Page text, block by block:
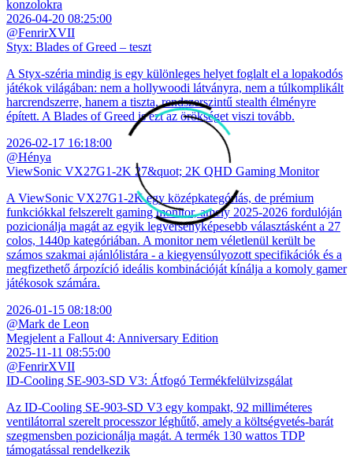
konzolokra
2026-04-20 08:25:00
@FenrirXVII
Styx: Blades of Greed – teszt
A Styx-széria mindig is egy különleges helyet foglalt el a lopakodós
játékok világában: nem a hollywoodi látványra, nem a túlkomplikált
harcrendszerre, hanem a tiszta, rendszerszintű stealth élményre
épített. A Blades of Greed is ezt az örökséget viszi tovább.
2026-02-17 16:18:00
@Hénya
ViewSonic VX27G1-2K 27&quot; 2K QHD Gaming Monitor
A ViewSonic VX27G1-2K egy középkategóriás, de prémium
funkciókkal felszerelt gaming monitor, amely 2025-2026 fordulóján
pozicionálja magát az egyik legversenyképesebb választásként a 27
colos, 1440p kategóriában. A monitor nem véletlenül került be
számos szakmai ajánlólistára - a kiegyensúlyozott specifikációk és a
megfizethető árpozíció ideális kombinációját kínálja a komoly gamer
játékosok számára.
2026-01-15 08:18:00
@Mark de Leon
Megjelent a Fallout 4: Anniversary Edition
2025-11-11 08:55:00
@FenrirXVII
ID-Cooling SE-903-SD V3: Átfogó Termékfelülvizsgálat
Az ID-Cooling SE-903-SD V3 egy kompakt, 92 milliméteres
ventilátorral szerelt processzor léghűtő, amely a költségvetés-barát
szegmensben pozicionálja magát. A termék 130 wattos TDP
támogatással rendelkezik